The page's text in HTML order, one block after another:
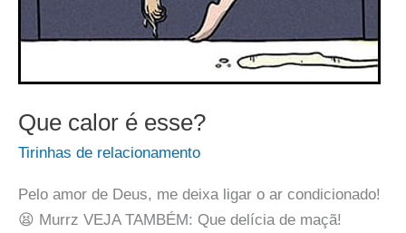
Que calor é esse?
Tirinhas de relacionamento
Pelo amor de Deus, me deixa ligar o ar condicionado!
😫 Murrz VEJA TAMBÉM: Que delícia de maçã!